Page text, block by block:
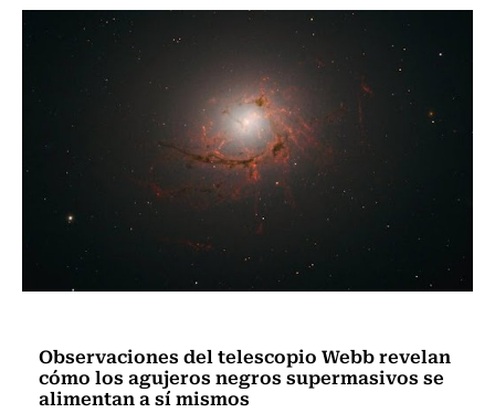
Observaciones del telescopio Webb revelan
cómo los agujeros negros supermasivos se
alimentan a sí mismos